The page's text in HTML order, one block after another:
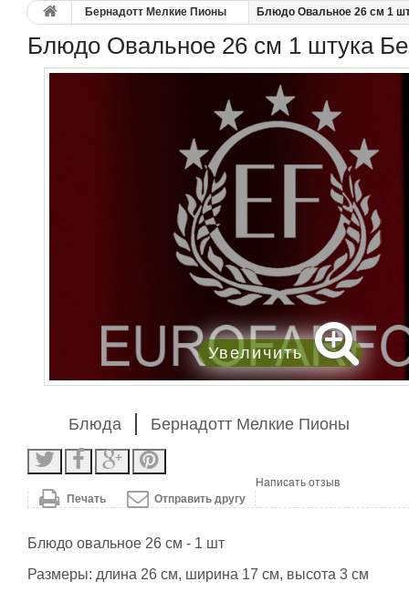
Бернадотт Мелкие Пионы Блюдо Овальное 26 см 1
Блюдо Овальное 26 см 1 штука
Увеличить
Блюда Бернадотт Мелкие Пионы
Отправить другу
Печать
Написать отзыв
Блюдо овальное 26 см - 1 шт
Размеры: длина 26 см, ширина 17 см, высота 3 см